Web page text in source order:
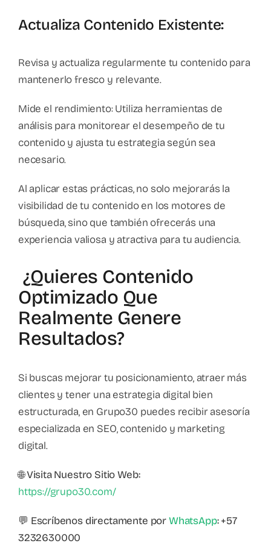
Actualiza Contenido Existente:
Revisa y actualiza regularmente tu contenido para
mantenerlo fresco y relevante.
Mide el rendimiento: Utiliza herramientas de
análisis para monitorear el desempeño de tu
contenido y ajusta tu estrategia según sea
necesario.
Al aplicar estas prácticas, no solo mejorarás la
visibilidad de tu contenido en los motores de
búsqueda, sino que también ofrecerás una
experiencia valiosa y atractiva para tu audiencia.
¿Quieres Contenido
Optimizado Que
Realmente Genere
Resultados?
Si buscas mejorar tu posicionamiento, atraer más
clientes y tener una estrategia digital bien
estructurada, en Grupo30 puedes recibir asesoría
especializada en SEO, contenido y marketing
digital.
🌐Visita Nuestro Sitio Web:
https://grupo30.com/
💬 Escríbenos directamente porWhatsApp: +57
3232630000